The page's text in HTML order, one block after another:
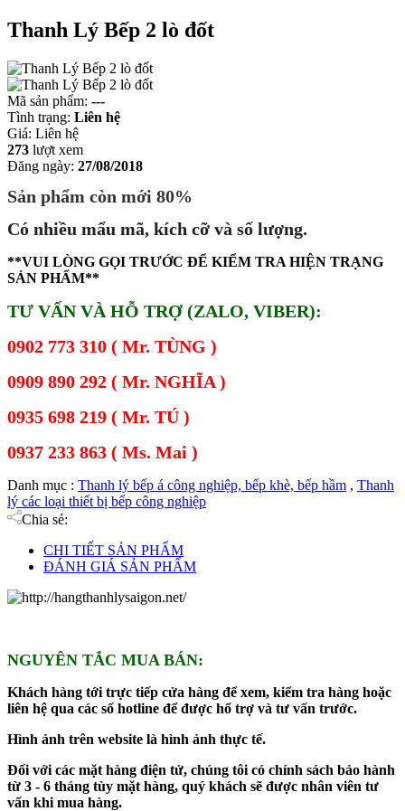
Thanh Lý Bếp 2 lò đốt
Mã sản phẩm: ---
Tình trạng: Liên hệ
Giá: Liên hệ
273 lượt xem
Đăng ngày: 27/08/2018
Sản phẩm còn mới 80%
Có nhiều mẩu mã, kích cỡ và số lượng.
**VUI LÒNG GỌI TRƯỚC ĐỂ KIỂM TRA HIỆN TRẠNG
SẢN PHẨM**
TƯ VẤN VÀ HỖ TRỢ (ZALO, VIBER):
0902 773 310 ( Mr. TÙNG )
0909 890 292 ( Mr. NGHĨA )
0935 698 219 ( Mr. TÚ )
0937 233 863 ( Ms. Mai )
Danh mục : Thanh lý bếp á công nghiệp, bếp khè, bếp hầm , Thanh
lý các loại thiết bị bếp công nghiệp
Chia sẻ:
CHI TIẾT SẢN PHẨM
ĐÁNH GIÁ SẢN PHẨM
NGUYÊN TẮC MUA BÁN:
Khách hàng tới trực tiếp cửa hàng để xem, kiểm tra hàng hoặc
liên hệ qua các số hotline để được hổ trợ và tư vấn trước.
Hình ảnh trên website là hình ảnh thực tế.
Đối với các mặt hàng điện tử, chúng tôi có chính sách bảo hành
từ 3 - 6 tháng tùy mặt hàng, quý khách sẽ được nhân viên tư
vấn khi mua hàng.